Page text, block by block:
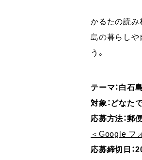
かるたの読み
島の暮らしや
う。
テーマ：白石
対象：どなた
応募方法：郵
＜Google フ
応募締切日：